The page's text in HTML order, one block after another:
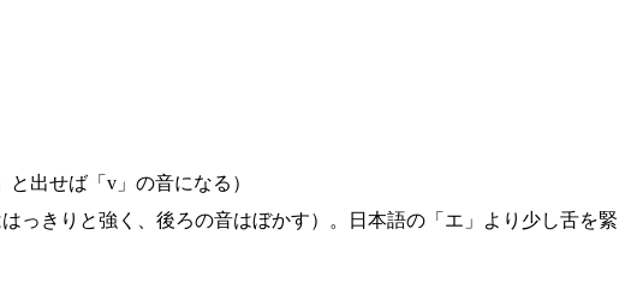
出せば「v」の音になる）
っきりと強く、後ろの音はぼかす）。日本語の「エ」より少し舌を緊